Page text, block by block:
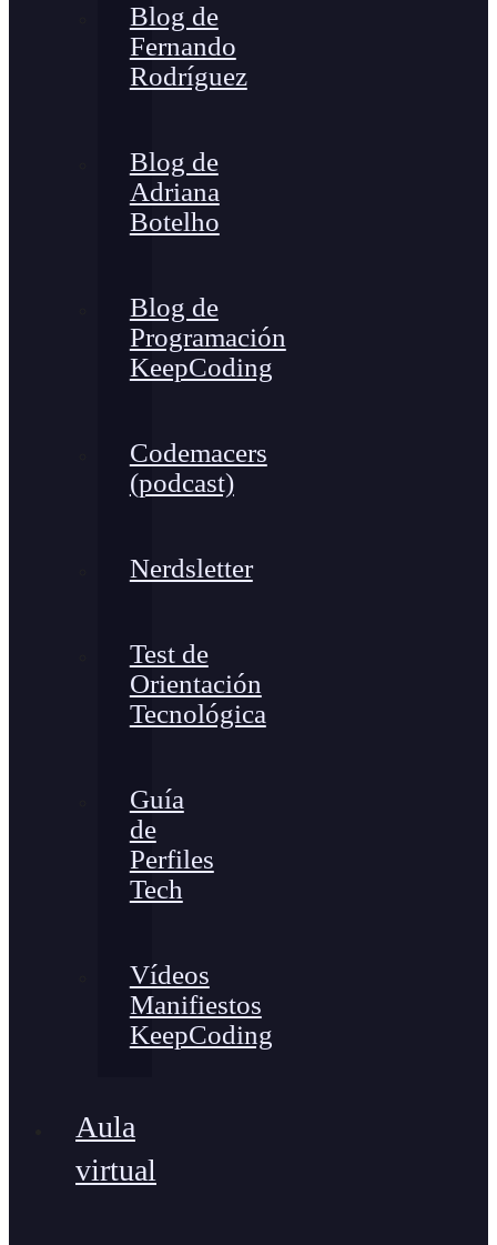
Blog de
Fernando
Rodríguez
Blog de
Adriana
Botelho
Blog de
Programación
KeepCoding
Codemacers
(podcast)
Nerdsletter
Test de
Orientación
Tecnológica
Guía
de
Perfiles
Tech
Vídeos
Manifiestos
KeepCoding
Aula
virtual